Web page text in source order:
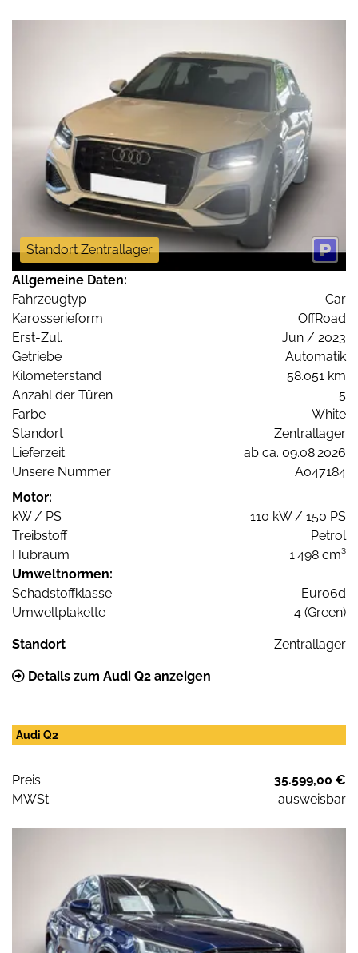
Standort Zentrallager
Allgemeine Daten:
Fahrzeugtyp
Car
Karosserieform
OffRoad
Erst-Zul.
Jun / 2023
Getriebe
Automatik
Kilometerstand
58.051 km
Anzahl der Türen
5
Farbe
White
Standort
Zentrallager
Lieferzeit
ab ca. 09.08.2026
Unsere Nummer
A047184
Motor:
kW / PS
110 kW / 150 PS
Treibstoff
Petrol
Hubraum
1.498 cm³
Umweltnormen:
Schadstoffklasse
Euro6d
Umweltplakette
4 (Green)
Standort Zentrallager
Details zum Audi Q2 anzeigen
Audi Q2
Preis:
35.599,00 €
MWSt:
ausweisbar